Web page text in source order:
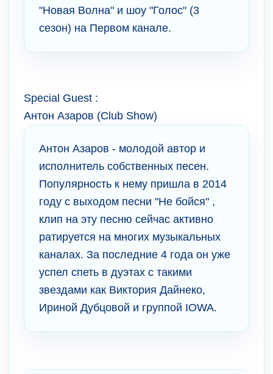
"Новая Волна" и шоу "Голос" (3
сезон) на Первом канале.
Special Guest :
Антон Азаров (Club Show)
Антон Азаров - молодой автор и
исполнитель собственных песен.
Популярность к нему пришла в 2014
году с выходом песни "Не бойся" ,
клип на эту песню сейчас активно
ратируется на многих музыкальных
каналах. За последние 4 года он уже
успел спеть в дуэтах с такими
звездами как Виктория Дайнеко,
Ириной Дубцовой и группой IOWA.